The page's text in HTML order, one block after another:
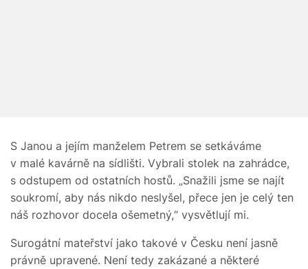
S Janou a jejím manželem Petrem se setkáváme
v malé kavárně na sídlišti. Vybrali stolek na zahrádce,
s odstupem od ostatních hostů. „Snažili jsme se najít
soukromí, aby nás nikdo neslyšel, přece jen je celý ten
náš rozhovor docela ošemetný,“ vysvětlují mi.
Surogátní mateřství jako takové v Česku není jasně
právně upravené. Není tedy zakázané a některé